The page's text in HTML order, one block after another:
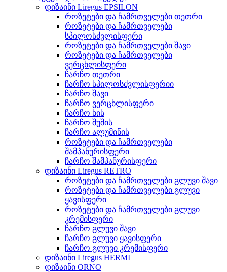
დიზაინი Liregus EPSILON
როზეტები და ჩამრთველები თეთრი
როზეტები და ჩამრთველები
სპილოსძვლისფერი
როზეტები და ჩამრთველები შავი
როზეტები და ჩამრთველები
ვერცხლისფერი
ჩარჩო თეთრი
ჩარჩო სპილოსძვლისფერიი
ჩარჩო შავი
ჩარჩო ვერცხლისფერი
ჩარჩო ხის
ჩარჩო შუშის
ჩარჩო ალუმინის
როზეტები და ჩამრთველები
შამპანურისფერი
ჩარჩო შამპანურისფერი
დიზაინი Liregus RETRO
როზეტები და ჩამრთველები გლუვი შავი
როზეტები და ჩამრთველები გლუვი
ყავისფერი
როზეტები და ჩამრთველები გლუვი
კრემისფერი
ჩარჩო გლუვი შავი
ჩარჩო გლუვი ყავისფერი
ჩარჩო გლუვი კრემისფერი
დიზაინი Liregus HERMI
დიზაინი ORNO